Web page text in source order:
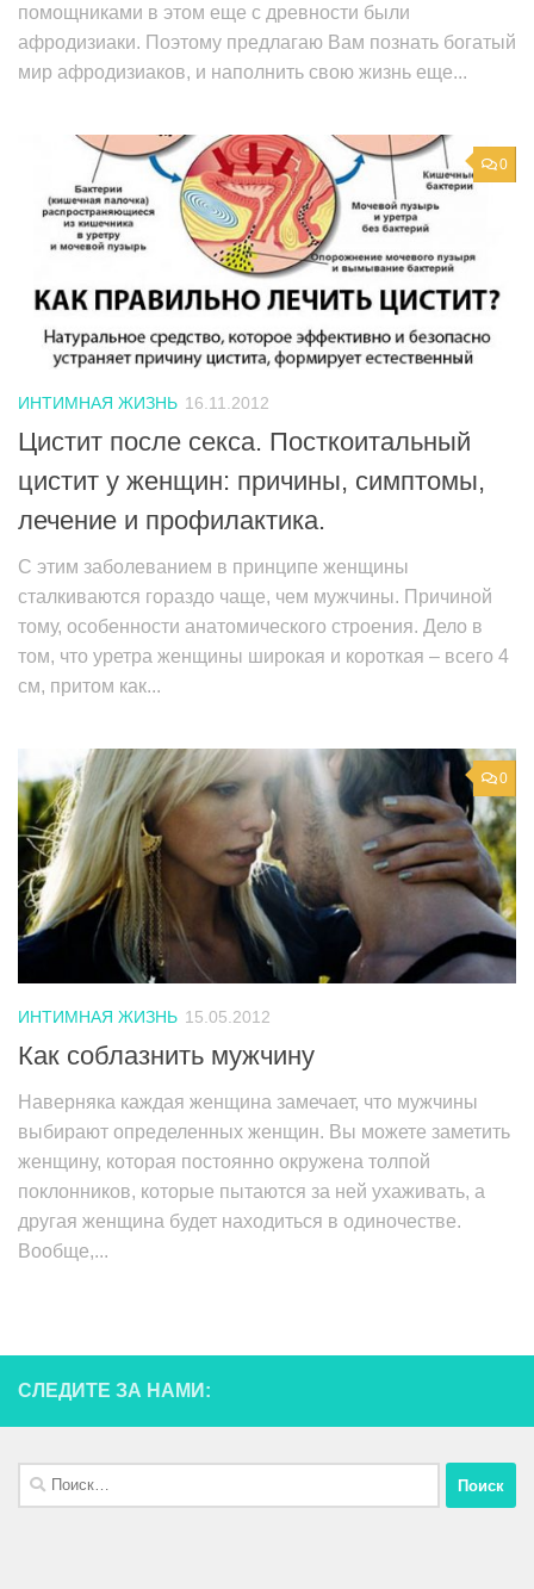
помощниками в этом еще с древности были
афродизиаки. Поэтому предлагаю Вам познать богатый
мир афродизиаков, и наполнить свою жизнь еще...
0
ИНТИМНАЯ ЖИЗНЬ 16.11.2012
Цистит после секса. Посткоитальный
цистит у женщин: причины, симптомы,
лечение и профилактика.
С этим заболеванием в принципе женщины
сталкиваются гораздо чаще, чем мужчины. Причиной
тому, особенности анатомического строения. Дело в
том, что уретра женщины широкая и короткая – всего 4
см, притом как...
0
ИНТИМНАЯ ЖИЗНЬ 15.05.2012
Как соблазнить мужчину
Наверняка каждая женщина замечает, что мужчины
выбирают определенных женщин. Вы можете заметить
женщину, которая постоянно окружена толпой
поклонников, которые пытаются за ней ухаживать, а
другая женщина будет находиться в одиночестве.
Вообще,...
СЛЕДИТЕ ЗА НАМИ: